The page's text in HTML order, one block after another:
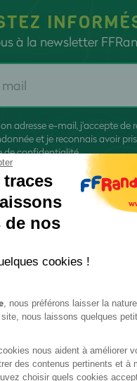
à la newsletter
adresse e-mail, j'accepte de
et je reconnais avoir
de confidentialité
Protection des données
de nos
cookies !
, nous préférons laisser la
nous laissons quelques
nous aident à améliorer
des contenus pertinents et à
choisir quels cookies